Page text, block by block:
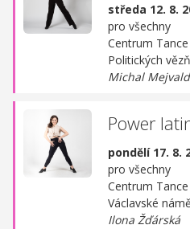
středa 12. 8.
pro všechny
Centrum
Politických
Michal Mejvald
Power
pondělí 17. 8.
pro všechny
Centrum
Václavské
Ilona Žďárská